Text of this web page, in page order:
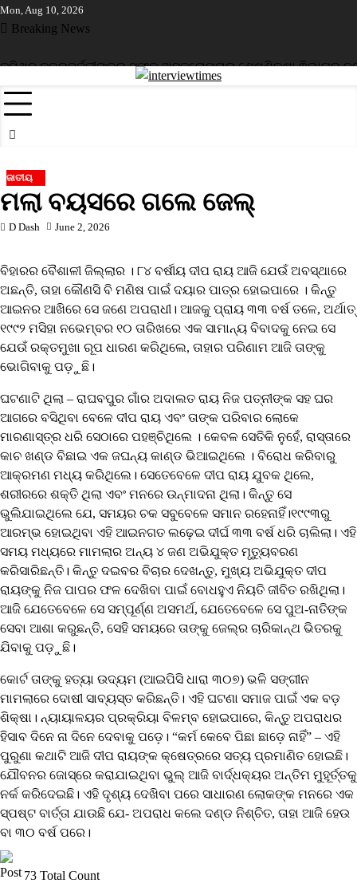
Skip
to
Mon, Aug 10, 2026
Breaking News
ଚକ୍ରବର୍ତ୍ତୀଙ୍କର ସଫଳ ଅସ୍ତ୍ରୋପଚାର ଶେଷଶିକ୍ଷା ଵିଭାଗର
ଜାତୀୟ
ମଲା ବୟସରେ ଗଲେ ଜେଲ୍
D Dash June 2, 2026
ବିହାରର ବୈଶାଳୀ ଜିଲ୍ଲାର । ୮୪ ବର୍ଷୀୟ ଦୀପ ରାୟ ଆଜି ଯେଉଁ ଅବସ୍ଥାରେ
ଅଛନ୍ତି, ତାହା କୌଣସି ବି ମଣିଷ ପାଇଁ ଦୟାର ପାତ୍ର ହୋଇପାରେ । କିନ୍ତୁ
ଆଇନର ଆଖିରେ ସେ ଜଣେ ଅପରାଧୀ। ଆଜକୁ ପ୍ରାୟ ୩୩ ବର୍ଷ ତଳେ, ଅର୍ଥାତ୍
୧୯୯୨ ମସିହା ନଭେମ୍ବର ୧୦ ତାରିଖରେ ଏକ ସାମାନ୍ୟ ବିବାଦକୁ ନେଇ ସେ
ଯେଉଁ ରକ୍ତମୁଖା ରୂପ ଧାରଣ କରିଥିଲେ, ତାହାର ପରିଣାମ ଆଜି ତାଙ୍କୁ
ଭୋଗିବାକୁ ପଡ଼ୁଛି।
ଘଟଣାଟି ଥିଲା – ରାଘବପୁର ଗାଁର ଅଦାଲତ ରାୟ ନିଜ ପତ୍ନୀଙ୍କ ସହ ଘର
ଆଗରେ ବସିଥିବା ବେଳେ ଦୀପ ରାୟ ଏବଂ ତାଙ୍କ ପରିବାର ଲୋକେ
ମାରଣାସ୍ତ୍ର ଧରି ସେଠାରେ ପହଞ୍ଚିଥିଲେ । କେବଳ ସେତିକି ନୁହେଁ, ରାସ୍ତାରେ
କାଚ ଖଣ୍ଡ ବିଛାଇ ଏକ ଜଘନ୍ୟ କାଣ୍ଡ ଭିଆଇଥିଲେ । ବିରୋଧ କରିବାରୁ
ଆକ୍ରମଣ ମଧ୍ୟ କରିଥିଲେ। ସେତେବେଳେ ଦୀପ ରାୟ ଯୁବକ ଥିଲେ,
ଶରୀରରେ ଶକ୍ତି ଥିଲା ଏବଂ ମନରେ ଉନ୍ମାଦନା ଥିଲା। କିନ୍ତୁ ସେ
ଭୁଲିଯାଇଥିଲେ ଯେ, ସମୟର ଚକ ସବୁବେଳେ ସମାନ ରହେନାହିଁ।୧୯୯୩ରୁ
ଆରମ୍ଭ ହୋଇଥିବା ଏହି ଆଇନଗତ ଲଢ଼େଇ ଦୀର୍ଘ ୩୩ ବର୍ଷ ଧରି ଚାଲିଲା। ଏହି
ସମୟ ମଧ୍ୟରେ ମାମଲାର ଅନ୍ୟ ୪ ଜଣ ଅଭିଯୁକ୍ତ ମୃତ୍ୟୁବରଣ
କରିସାରିଛନ୍ତି। କିନ୍ତୁ ଦଇବର ବିଚାର ଦେଖନ୍ତୁ, ମୁଖ୍ୟ ଅଭିଯୁକ୍ତ ଦୀପ
ରାୟଙ୍କୁ ନିଜ ପାପର ଫଳ ଦେଖିବା ପାଇଁ ବୋଧହୁଏ ନିୟତି ଜୀବିତ ରଖିଥିଲା।
ଆଜି ଯେତେବେଳେ ସେ ସମ୍ପୂର୍ଣ୍ଣ ଅସମର୍ଥ, ଯେତେବେଳେ ସେ ପୁଅ-ନାତିଙ୍କ
ସେବା ଆଶା କରୁଛନ୍ତି, ସେହି ସମୟରେ ତାଙ୍କୁ ଜେଲ୍‌ର ଚାରିକାନ୍ଥ ଭିତରକୁ
ଯିବାକୁ ପଡ଼ୁଛି।
କୋର୍ଟ ତାଙ୍କୁ ହତ୍ୟା ଉଦ୍ୟମ (ଆଇପିସି ଧାରା ୩୦୭) ଭଳି ସଙ୍ଗୀନ
ମାମଲାରେ ଦୋଷୀ ସାବ୍ୟସ୍ତ କରିଛନ୍ତି। ଏହି ଘଟଣା ସମାଜ ପାଇଁ ଏକ ବଡ଼
ଶିକ୍ଷା। ନ୍ୟାୟାଳୟର ପ୍ରକ୍ରିୟା ବିଳମ୍ବ ହୋଇପାରେ, କିନ୍ତୁ ଅପରାଧର
ହିସାବ ଦିନେ ନା ଦିନେ ଦେବାକୁ ପଡ଼େ। “କର୍ମ କେବେ ପିଛା ଛାଡ଼େ ନାହିଁ” – ଏହି
ପୁରୁଣା କଥାଟି ଆଜି ଦୀପ ରାୟଙ୍କ କ୍ଷେତ୍ରରେ ସତ୍ୟ ପ୍ରମାଣିତ ହୋଇଛି।
ଯୌବନର ଜୋସ୍‌ରେ କରାଯାଇଥିବା ଭୁଲ୍ ଆଜି ବାର୍ଦ୍ଧକ୍ୟର ଅନ୍ତିମ ମୁହୂର୍ତ୍ତକୁ
ନର୍କ କରିଦେଇଛି। ଏହି ଦୃଶ୍ୟ ଦେଖିବା ପରେ ସାଧାରଣ ଲୋକଙ୍କ ମନରେ ଏକ
ସ୍ପଷ୍ଟ ବାର୍ତ୍ତା ଯାଉଛି ଯେ- ଅପରାଧ କଲେ ଦଣ୍ଡ ନିଶ୍ଚିତ, ତାହା ଆଜି ହେଉ
ବା ୩୦ ବର୍ଷ ପରେ।
73 Total Count